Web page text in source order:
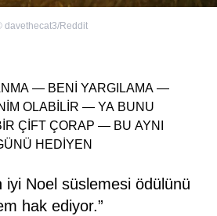
davethecat3/Reddit
— BENİ YARGILAMA —
OLABİLİR — YA BUNU
ÇİFT ÇORAP — BU AYNI
HEDİYEN
iyi Noel süslemesi ödülünü
hak ediyor.”